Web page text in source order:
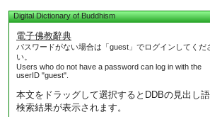
Digital Dictionary of Buddhism
電子佛教辭典
パスワードがない場合は「guest」でログインしてくだ
い。
Users who do not have a password can log in with the
userID "guest".
本文をドラッグして選択するとDDBの見出し語
検索結果が表示されます。